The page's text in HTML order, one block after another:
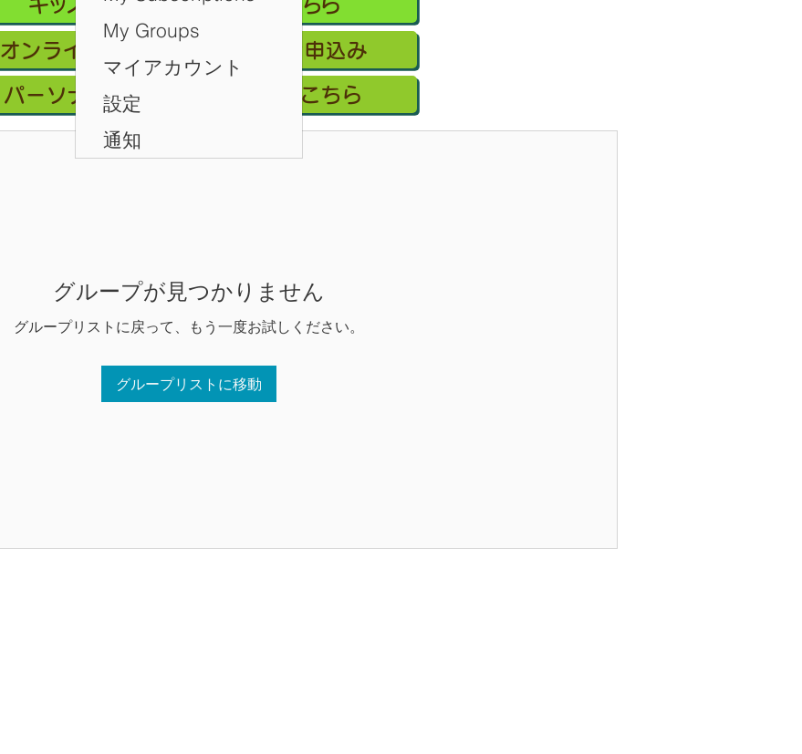
オンライン会員フリープラン/お申込み
パーソナルレッスン ご予約はこちら
グループが見つかりません
グループリストに戻って、もう一度お試しください。
グループリストに移動
My Groups
マイアカウント
設定
通知